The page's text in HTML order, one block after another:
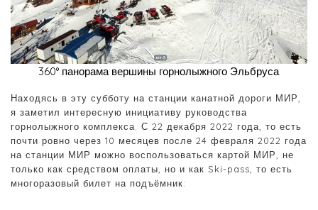
360° панорама вершины горнолыжного Эльбруса
Находясь в эту субботу на станции канатной дороги МИР,
я заметил интересную инициативу руководства
горнолыжного комплекса. С 22 декабря 2022 года, то есть
почти ровно через 10 месяцев после 24 февраля 2022 года
на станции МИР можно воспользоваться картой МИР, не
только как средством оплаты, но и как Ski-pass, то есть
многоразовый билет на подъёмник: